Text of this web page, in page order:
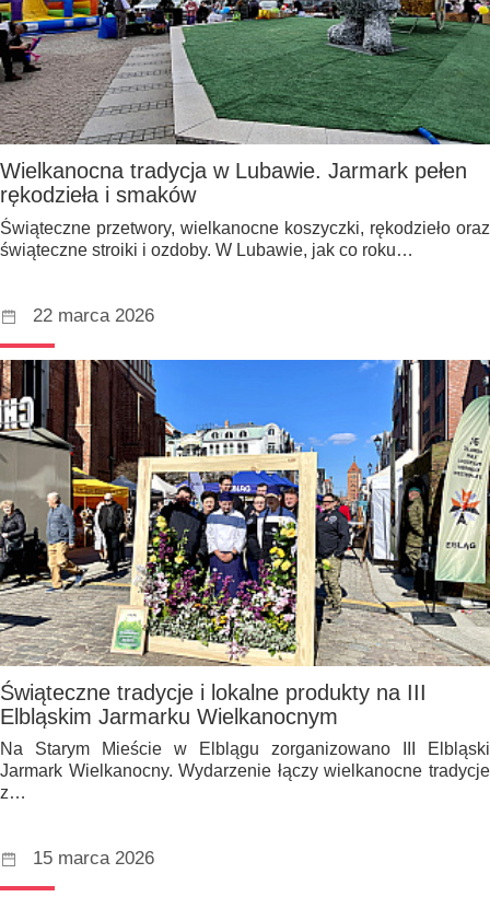
Wielkanocna tradycja w Lubawie. Jarmark pełen
rękodzieła i smaków
Świąteczne przetwory, wielkanocne koszyczki, rękodzieło oraz
świąteczne stroiki i ozdoby. W Lubawie, jak co roku…
22 marca 2026
Świąteczne tradycje i lokalne produkty na III
Elbląskim Jarmarku Wielkanocnym
Na Starym Mieście w Elblągu zorganizowano III Elbląski
Jarmark Wielkanocny. Wydarzenie łączy wielkanocne tradycje
z…
15 marca 2026